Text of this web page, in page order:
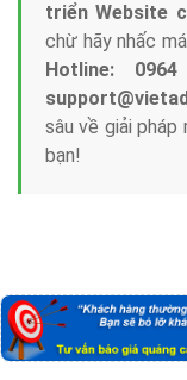
triển Website
chừ hãy nhấc
Hotline:
sâu về giải pháp
bạn!